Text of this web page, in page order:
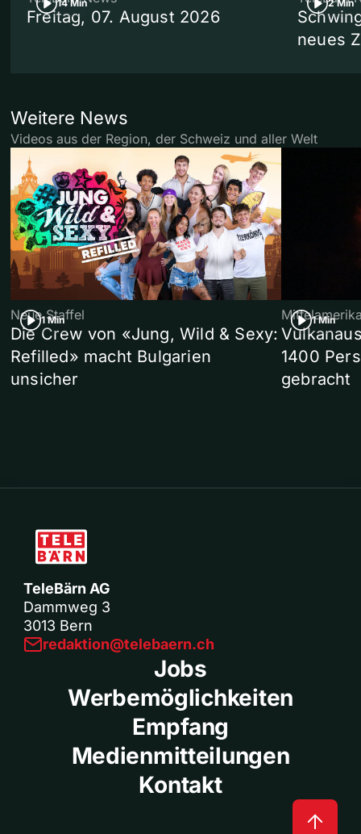
14 Min
Freitag, 07. August 2026
2 Min
neues
Weitere News
Videos aus der Region, der Schweiz und aller Welt
1 Min
Neue Staffel
Die Crew von «Jung, Wild & Sexy:
Refilled» macht Bulgarien
unsicher
1 Min
1400
gebracht
TeleBärn AG
Dammweg 3
3013 Bern
redaktion@telebaern.ch
Jobs
Werbemöglichkeiten
Empfang
Medienmitteilungen
Kontakt